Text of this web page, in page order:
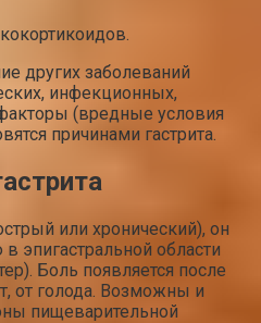
других заболеваний
инфекционных,
(вредные условия
причинами гастрита.
или хронический), он
эпигастральной области
Боль появляется после
от голода. Возможны и
пищеварительной